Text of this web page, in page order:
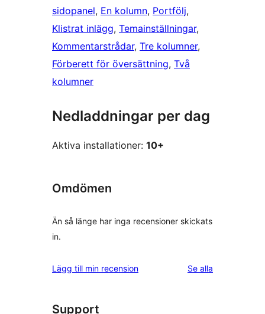
sidopanel, En kolumn, Portfölj
Klistrat inlägg, Temainställningar
Kommentarstrådar, Tre kolumner
Förberett för översättning, Två
kolumner
Nedladdningar per dag
Aktiva installationer: 10+
Omdömen
Än så länge har inga recensioner skickats
in.
Lägg till min recension Se alla
Support